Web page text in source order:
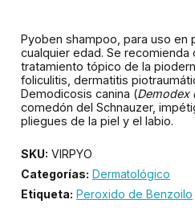
Pyoben shampoo, para uso en
cualquier edad. Se recomienda
tratamiento tópico de la
foliculitis, dermatitis
Demodicosis canina (Demodex
comedón del Schnauzer,
pliegues de la piel y el labio.
SKU: VIRPYO
Categorías: Dermatológico
Etiqueta: Peroxido de Benzoilo